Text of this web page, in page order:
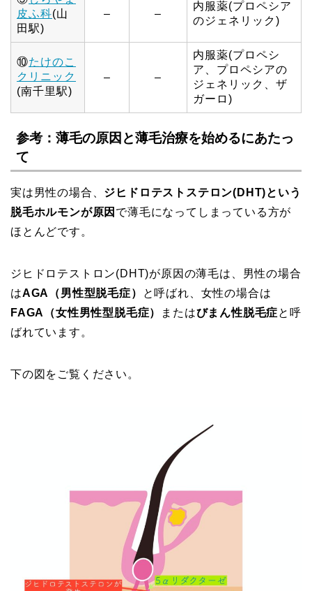
皮ふ科(山
田駅)
– –
内服薬(プロペシア
のジェネリック)
⑩たけのこ
クリニック
(南千里駅)
– –
内服薬(プロペシ
ア、プロペシアの
ジェネリック、ザ
ガーロ)
参考：薄毛の原因と薄毛治療を始めるにあたっ
て
実は男性の場合、 ジヒドロテストステロン(DHT)という
脱毛ホルモンが原因 で薄毛になってしまっている方が
ほとんどです。
ジヒドロテストロン(DHT)が原因の薄毛は、男性の場合
はAGA（男性型脱毛症）
と呼ばれ、女性の場合は
FAGA（女性男性型脱毛症）
またはびまん性脱毛症と呼
ばれています。
下の図をご覧ください。